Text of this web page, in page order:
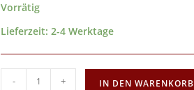
Vorrätig
Lieferzeit:2-4 Werktage
- + IN DEN WARENKORB